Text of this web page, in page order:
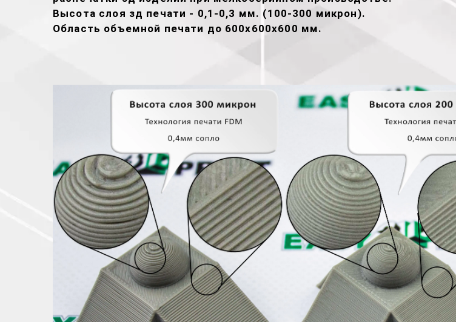
Высота слоя зд печати - 0,1-0,3 мм. (100-300 микрон).
Область объемной печати до 600х600х600 мм.